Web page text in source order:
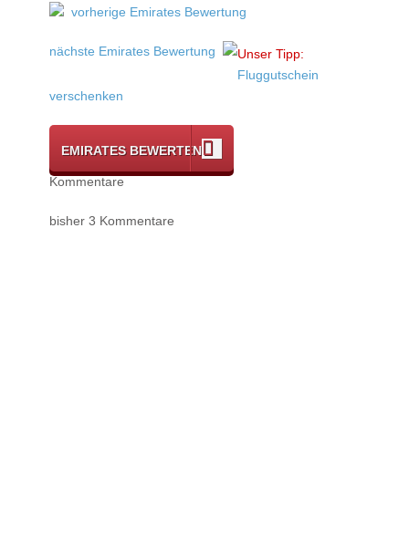
vorherige Emirates Bewertung
nächste Emirates Bewertung
Unser Tipp:
Fluggutschein
verschenken
EMIRATES BEWERTEN
Kommentare
bisher 3 Kommentare